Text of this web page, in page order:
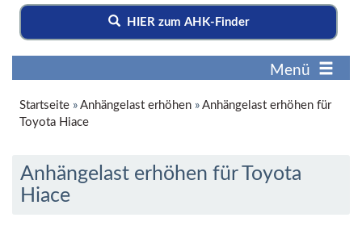
HIER zum AHK-Finder
Menü
Startseite » Anhängelast erhöhen » Anhängelast erhöhen für
Toyota Hiace
Anhängelast erhöhen für Toyota
Hiace